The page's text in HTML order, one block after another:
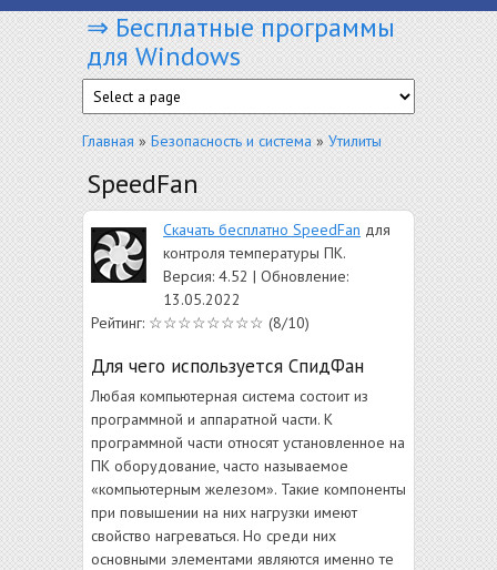
Перейти к основному содержанию
⇒ Бесплатные программы
для Windows
Вы здесь
Главная »Безопасность и система»Утилиты
SpeedFan
Скачать бесплатно SpeedFan для
контроля температуры ПК.
Версия: 4.52 | Обновление:
13.05.2022
Рейтинг: ☆☆☆☆☆☆☆☆ (8/10)
Для чего используется СпидФан
Любая компьютерная система состоит из
программной и аппаратной части. К
программной части относят установленное на
ПК оборудование, часто называемое
«компьютерным железом». Такие компоненты
при повышении на них нагрузки имеют
свойство нагреваться. Но среди них
основными элементами являются именно те